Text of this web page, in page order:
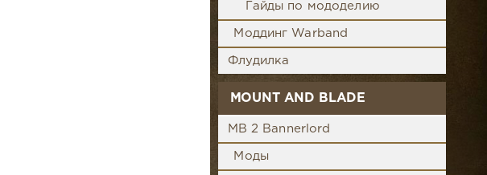
Гайды по мододелию
Моддинг Warband
Флудилка
MOUNT AND BLADE
MB 2 Bannerlord
Моды